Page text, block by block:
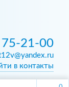
75-21-00
в контакты